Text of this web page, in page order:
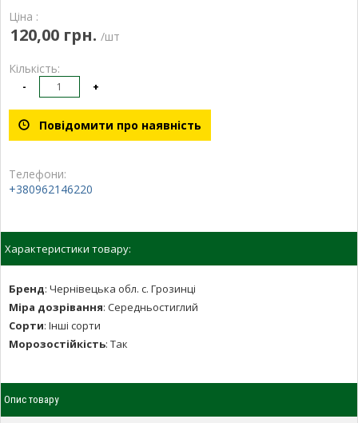
Ціна :
120,00 грн. /шт
Кількість:
- +
Повідомити про наявність
Телефони:
+380962146220
Характеристики товару:
Бренд: Чернівецька обл. c. Грозинці
Міра дозрівання: Середньостиглий
Сорти: Інші сорти
Морозостійкість: Так
Опис товару